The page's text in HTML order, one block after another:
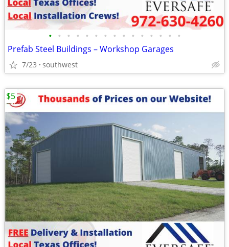
• • • • • • • • • • • • • • •
Prefab Steel Buildings – Workshop Garages
7/23 southwest
$5